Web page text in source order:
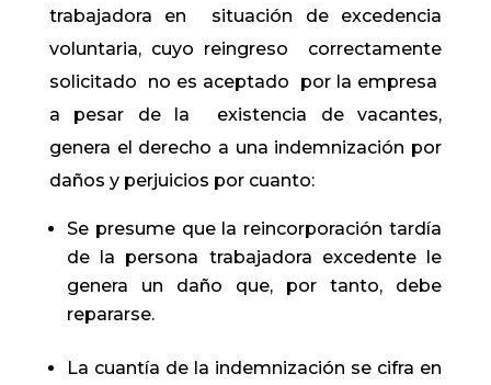
trabajadora en situación de excedencia
voluntaria, cuyo reingreso correctamente
solicitado no es aceptado por la empresa
a pesar de la existencia de vacantes,
genera el derecho a una indemnización por
daños y perjuicios por cuanto:
Se presume que la reincorporación tardía
de la persona trabajadora excedente le
genera un daño que, por tanto, debe
repararse.
La cuantía de la indemnización se cifra en